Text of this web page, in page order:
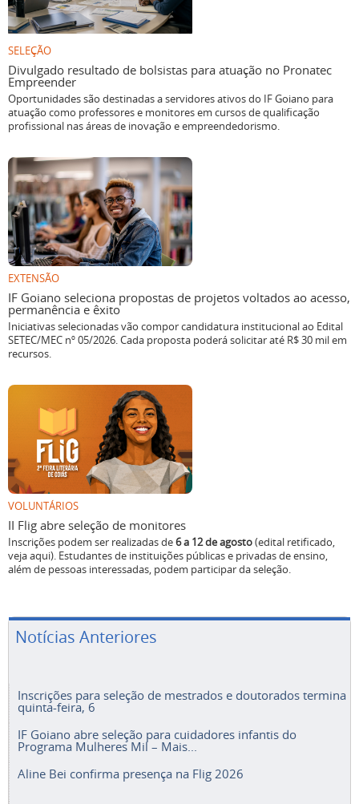
SELEÇÃO
Divulgado resultado de bolsistas para atuação no Pronatec
Empreender
Oportunidades são destinadas a servidores ativos do IF Goiano para
atuação como professores e monitores em cursos de qualificação
profissional nas áreas de inovação e empreendedorismo.
EXTENSÃO
IF Goiano seleciona propostas de projetos voltados ao acesso,
permanência e êxito
Iniciativas selecionadas vão compor candidatura institucional ao Edital
SETEC/MEC nº 05/2026. Cada proposta poderá solicitar até R$ 30 mil em
recursos.
VOLUNTÁRIOS
II Flig abre seleção de monitores
Inscrições podem ser realizadas de6 a 12 de agosto(edital retificado,
veja aqui). Estudantes de instituições públicas e privadas de ensino,
além de pessoas interessadas, podem participar da seleção.
Notícias Anteriores
Inscrições para seleção de mestrados e doutorados termina
quinta-feira, 6
IF Goiano abre seleção para cuidadores infantis do
Programa Mulheres Mil – Mais...
Aline Bei confirma presença na Flig 2026